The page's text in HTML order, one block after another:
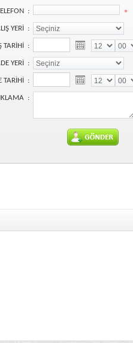
:
YERİ :
TARİHİ :
YERİ :
TARİHİ :
: